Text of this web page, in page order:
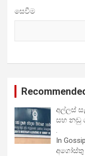
සෙවීම
අල්ලස්
සහ නඩු
.
In
අගෝස්තු